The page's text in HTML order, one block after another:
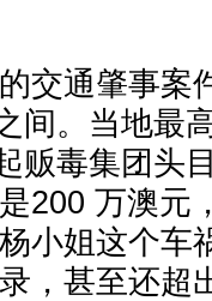
交通肇事案
间。当地最
贩毒集团头
200 万澳元
小姐这个车
，甚至还超